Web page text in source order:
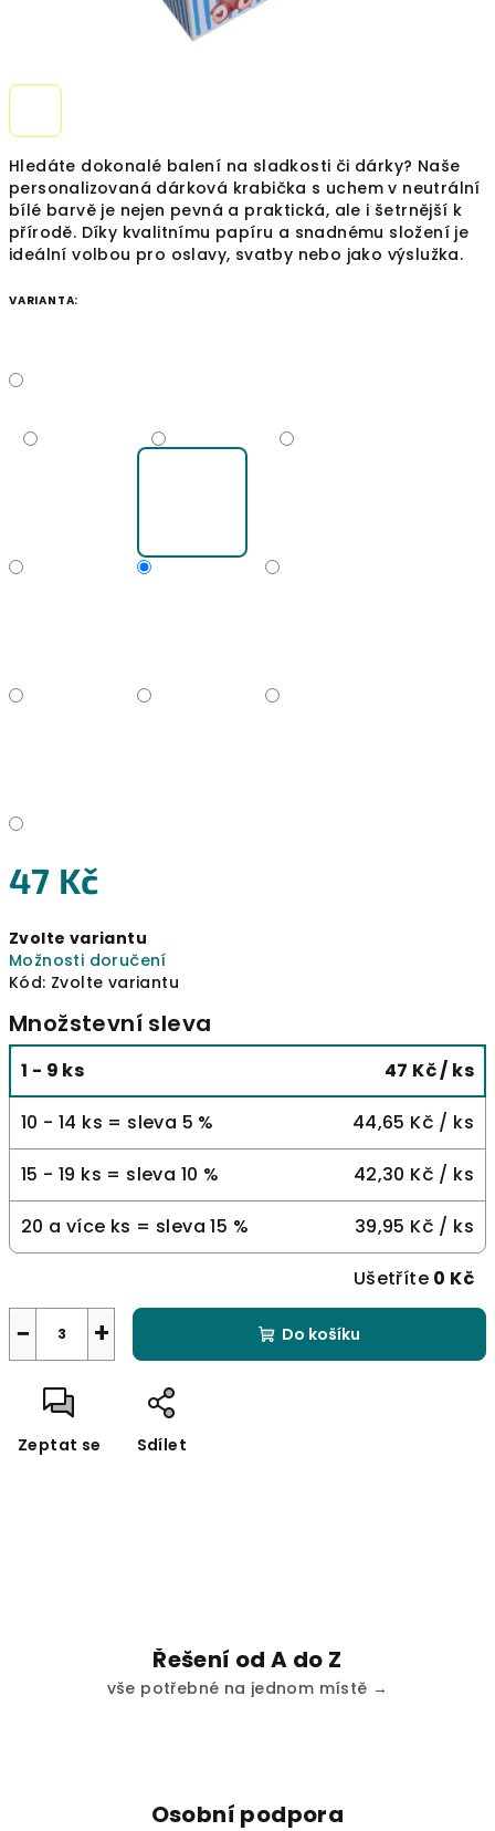
Hledáte dokonalé balení na sladkosti či dárky? Naše
personalizovaná dárková krabička s uchem v neutrální
bílé barvě je nejen pevná a praktická, ale i šetrnější k
přírodě. Díky kvalitnímu papíru a snadnému složení je
ideální volbou pro oslavy, svatby nebo jako výslužka.
VARIANTA:
47 Kč
cena:
Zvolte variantu
Možnosti doručení
Kód: Zvolte variantu
Množstevní sleva
1 - 9 ks 47 Kč/ ks
10 - 14 ks = sleva 5 % 44,65 Kč / ks
15 - 19 ks = sleva 10 % 42,30 Kč / ks
20 a více ks = sleva 15 % 39,95 Kč / ks
Ušetříte 0 Kč
+
− Do košíku
Zeptat se Sdílet
Řešení od A do Z
vše potřebné na jednom místě →
Osobní podpora